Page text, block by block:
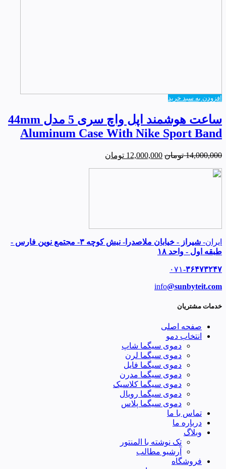
افزودن به سبد خرید
ساعت هوشمند اپل واچ سری 5 مدل 44mm
Aluminum Case With Nike Sport Band
14,000,000 تومان 12,000,000 تومان
ایران-
شیراز - خیابان ملاصدرا- نبش کوچه ۳- مجتمع نوین فارس -
طبقه اول - واحد ۱۸
۰۷۱-۳۶۴۷۳۲۴۷
info@sunbyteit.com
خدمات مشتریان
صفحه اصلی
انتخاب دمو
دموی سیگما شاپ
دموی سیگما لرن
دموی سیگما فایل
دموی سیگما مدرن
دموی سیگما کلاسیک
دموی سیگما رویال
دموی سیگما پلاس
تماس با ما
درباره ما
وبلاگ
تک نوشته با المنتور
آرشیو مطالب
فروشگاه